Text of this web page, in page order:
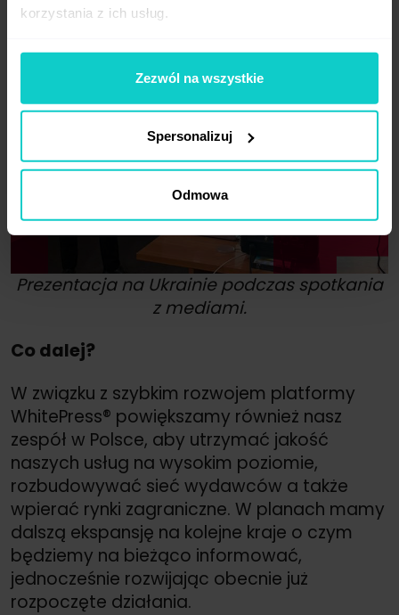
korzystania z ich usług.
Zezwól na wszystkie
Spersonalizuj
Odmowa
Prezentacja na Ukrainie podczas spotkania
z mediami.
Co dalej?
W związku z szybkim rozwojem platformy
WhitePress® powiększamy również nasz
zespół w Polsce, aby utrzymać jakość
naszych usług na wysokim poziomie,
rozbudowywać sieć wydawców a także
wpierać rynki zagraniczne. W planach mamy
dalszą ekspansję na kolejne kraje o czym
będziemy na bieżąco informować,
jednocześnie rozwijając obecnie już
rozpoczęte działania.